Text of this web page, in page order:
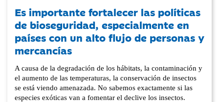
Es importante fortalecer las políticas
de bioseguridad, especialmente en
países con un alto flujo de personas y
mercancías
A causa de la degradación de los hábitats, la contaminación y
el aumento de las temperaturas, la conservación de insectos
se está viendo amenazada. No sabemos exactamente si las
especies exóticas van a fomentar el declive los insectos.